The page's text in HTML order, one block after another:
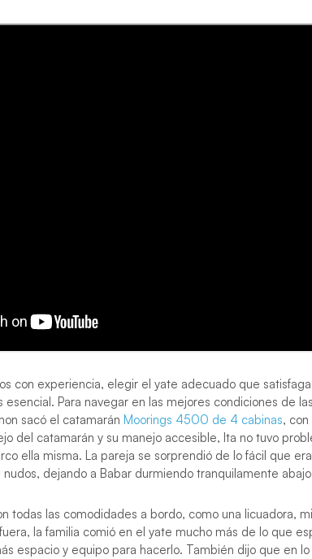
con experiencia, elegir el yate adecuado que
esencial. Para navegar en las mejores condiciones de las
sacó el catamarán Moorings 4500 de 4 cabinas,
del catamarán y su manejo accesible, Ita no tuvo
ella misma. La pareja se sorprendió de lo fácil que
dejando a Babar durmiendo tranquilamente
todas las comodidades a bordo, como una licuadora,
la familia comió en el yate mucho más de lo que
espacio y equipo para hacerlo. También dijo que en